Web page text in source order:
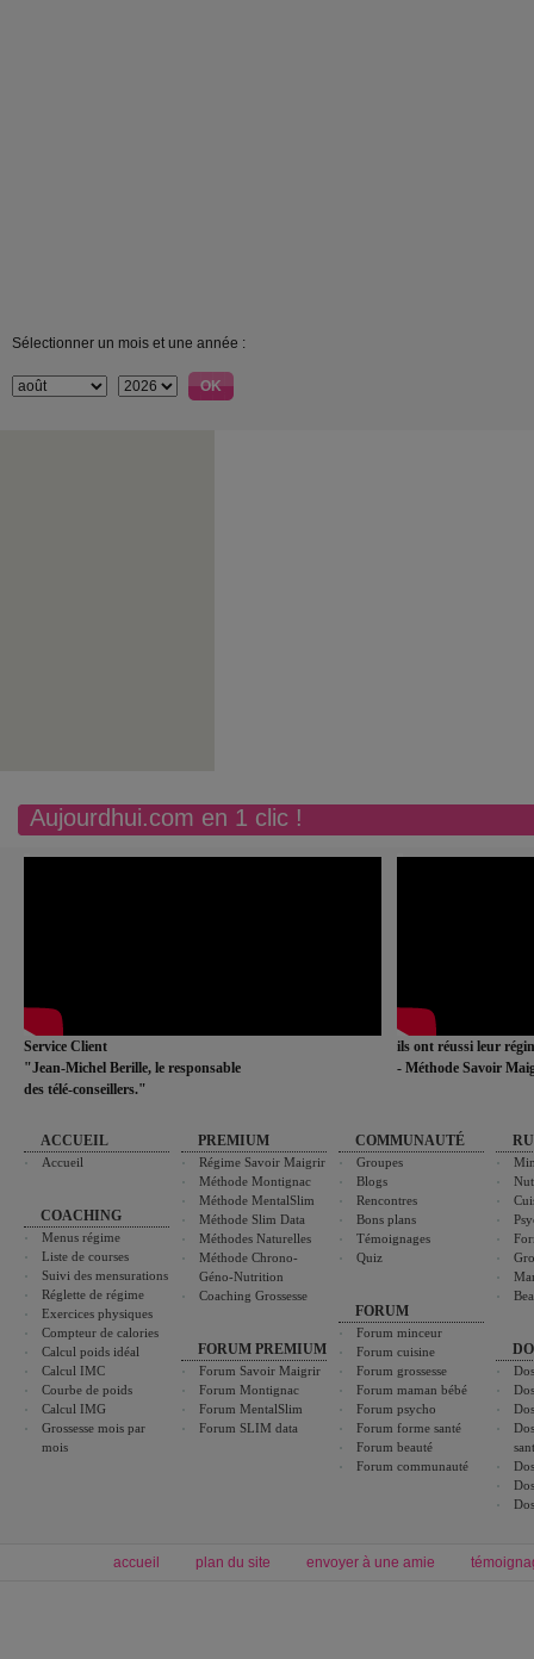
Sélectionner un mois et une année :
Aujourdhui.com en 1 clic !
Service Client
"Jean-Michel Berille, le responsable
des télé-conseillers."
ils ont réussi leur
- Méthode Savoir
ACCUEIL
Accueil
COACHING
Menus régime
Liste de courses
Suivi des mensurations
Réglette de régime
Exercices physiques
Compteur de calories
Calcul poids idéal
Calcul IMC
Courbe de poids
Calcul IMG
Grossesse mois par
mois
PREMIUM
Régime Savoir Maigrir
Méthode Montignac
Méthode MentalSlim
Méthode Slim Data
Méthodes Naturelles
Méthode Chrono-
Géno-Nutrition
Coaching Grossesse
FORUM PREMIUM
Forum Savoir Maigrir
Forum Montignac
Forum MentalSlim
Forum SLIM data
COMMUNAUTÉ
Groupes
Blogs
Rencontres
Bons plans
Témoignages
Quiz
FORUM
Forum minceur
Forum cuisine
Forum grossesse
Forum maman bébé
Forum psycho
Forum forme santé
Forum beauté
Forum communauté
accueil plan du site envoyer à une amie